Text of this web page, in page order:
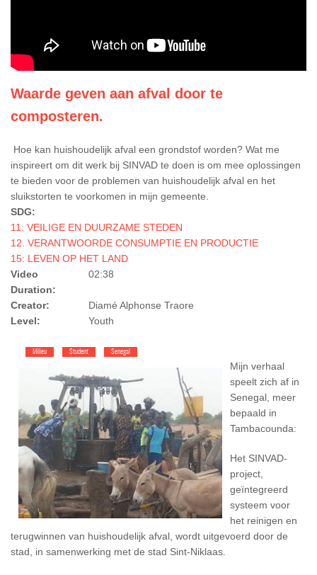
Waarde geven aan afval door te
composteren.
Hoe kan huishoudelijk afval een grondstof worden? Wat me
inspireert om dit werk bij SINVAD te doen is om mee oplossingen
te bieden voor de problemen van huishoudelijk afval en het
sluikstorten te voorkomen in mijn gemeente.
SDG:
11: VEILIGE EN DUURZAME STEDEN
12. VERANTWOORDE CONSUMPTIE EN PRODUCTIE
15: LEVEN OP HET LAND
Video
Duration:
02:38
Creator:
Diamé Alphonse Traore
Level:
Youth
Milieu Student Senegal
Mijn verhaal
speelt zich af in
Senegal, meer
bepaald in
Tambacounda:
Het SINVAD-
project,
geïntegreerd
systeem voor
het reinigen en
terugwinnen van huishoudelijk afval, wordt uitgevoerd door de
stad, in samenwerking met de stad Sint-Niklaas.